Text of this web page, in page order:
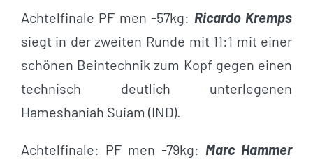
Achtelfinale PF men -57kg: Ricardo Kremps
siegt in der zweiten Runde mit 11:1 mit einer
schönen Beintechnik zum Kopf gegen einen
technisch deutlich unterlegenen
Hameshaniah Suiam (IND).
Achtelfinale: PF men -79kg: Marc Hammer